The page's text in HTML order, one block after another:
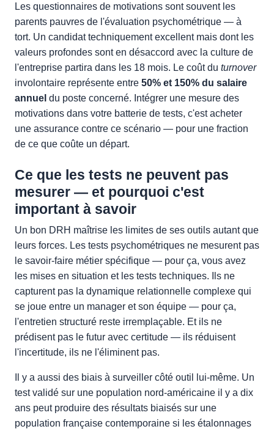
Les questionnaires de motivations sont souvent les
parents pauvres de l'évaluation psychométrique — à
tort. Un candidat techniquement excellent mais dont les
valeurs profondes sont en désaccord avec la culture de
l'entreprise partira dans les 18 mois. Le coût du turnover
involontaire représente entre 50% et 150% du salaire
annuel du poste concerné. Intégrer une mesure des
motivations dans votre batterie de tests, c'est acheter
une assurance contre ce scénario — pour une fraction
de ce que coûte un départ.
Ce que les tests ne peuvent pas
mesurer — et pourquoi c'est
important à savoir
Un bon DRH maîtrise les limites de ses outils autant que
leurs forces. Les tests psychométriques ne mesurent pas
le savoir-faire métier spécifique — pour ça, vous avez
les mises en situation et les tests techniques. Ils ne
capturent pas la dynamique relationnelle complexe qui
se joue entre un manager et son équipe — pour ça,
l'entretien structuré reste irremplaçable. Et ils ne
prédisent pas le futur avec certitude — ils réduisent
l'incertitude, ils ne l'éliminent pas.
Il y a aussi des biais à surveiller côté outil lui-même. Un
test validé sur une population nord-américaine il y a dix
ans peut produire des résultats biaisés sur une
population française contemporaine si les étalonnages